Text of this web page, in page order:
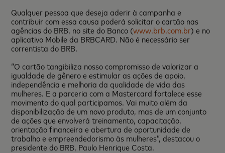
Qualquer pessoa que deseja aderir à campanha e
contribuir com essa causa poderá solicitar o cartão nas
agências do BRB, no site do Banco (www.brb.com.br) e no
aplicativo Mobile da BRBCARD. Não é necessário ser
correntista do BRB.
“O cartão tangibiliza nosso compromisso de valorizar a
igualdade de gênero e estimular as ações de apoio,
independência e melhoria da qualidade de vida das
mulheres. E a parceria com a Mastercard fortalece esse
movimento do qual participamos. Vai muito além da
disponibilização de um novo produto, mas de um conjunto
de ações que envolverá treinamento, capacitação,
orientação financeira e abertura de oportunidade de
trabalho e empreendedorismo às mulheres”, destacou o
presidente do BRB, Paulo Henrique Costa.